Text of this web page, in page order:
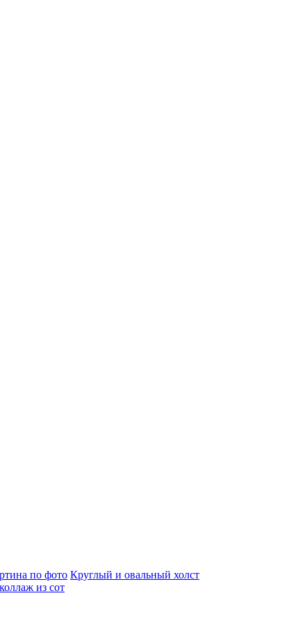
по фото Круглый и овальный холст
из сот